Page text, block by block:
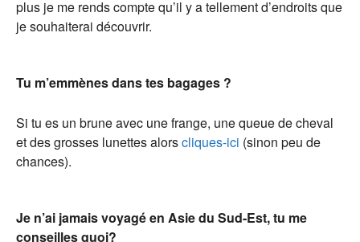
plus je me rends compte qu’il y a tellement d’endroits que
je souhaiterai découvrir.
Tu m’emmènes dans tes bagages ?
Si tu es un brune avec une frange, une queue de cheval
et des grosses lunettes alorscliques-ici (sinon peu de
chances).
Je n’ai jamais voyagé en Asie du Sud-Est, tu me
conseilles quoi?